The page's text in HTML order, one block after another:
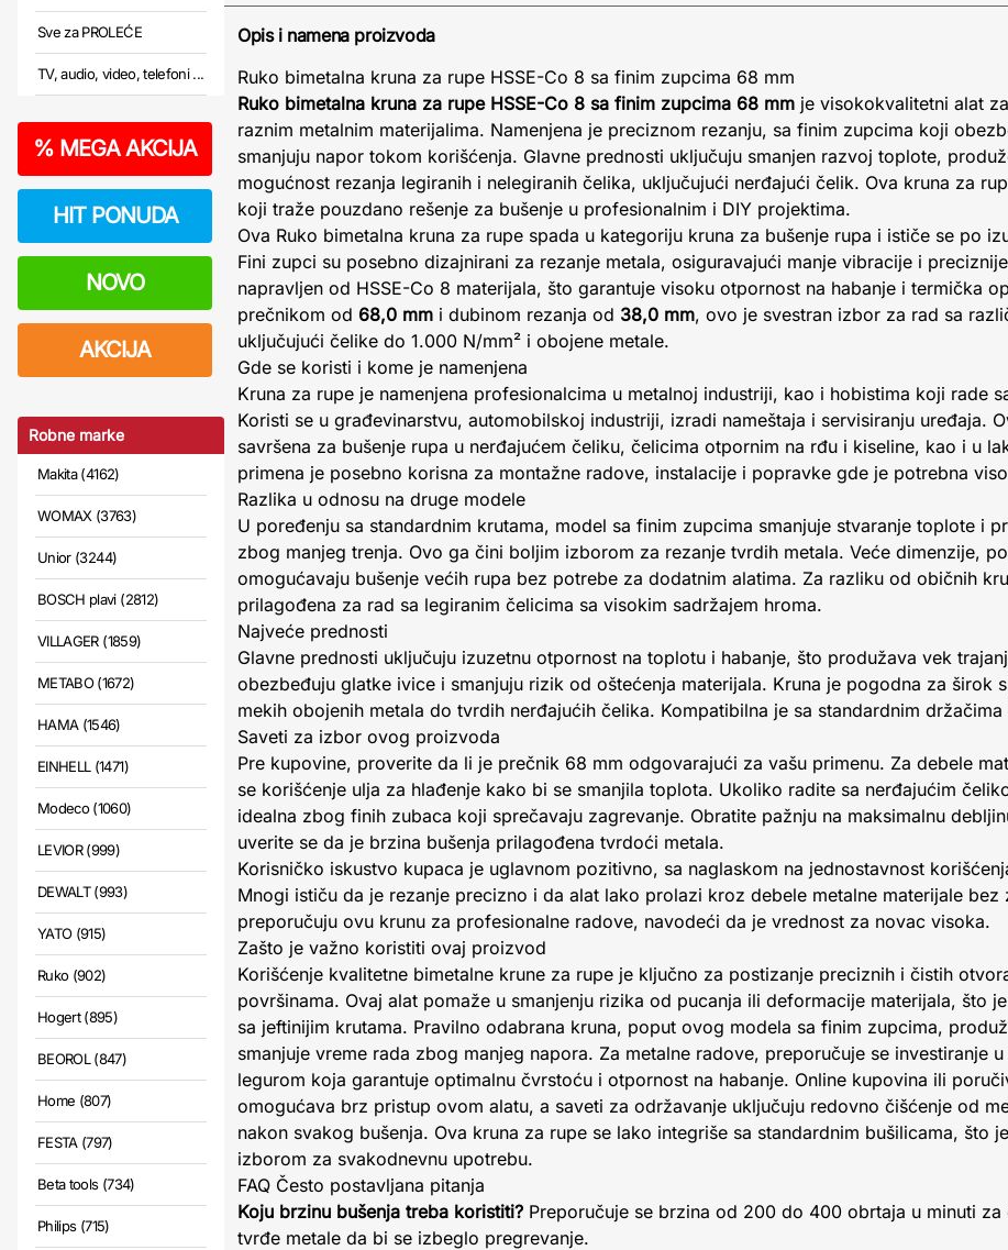
Sve za PROLEĆE
TV, audio, video, telefoni ...
% MEGA AKCIJA
HIT PONUDA
NOVO
AKCIJA
Robne marke
Makita (4162)
WOMAX (3763)
Unior (3244)
BOSCH plavi (2812)
VILLAGER (1859)
METABO (1672)
HAMA (1546)
EINHELL (1471)
Modeco (1060)
LEVIOR (999)
DEWALT (993)
YATO (915)
Ruko (902)
Hogert (895)
BEOROL (847)
Home (807)
FESTA (797)
Beta tools (734)
Philips (715)
Opis i namena proizvoda
Ruko bimetalna kruna za rupe HSSE-Co 8 sa finim zupcima 68 mm
Ruko bimetalna kruna za rupe HSSE-Co 8 sa finim zupcima 68 mm je visokokvalitetni alat
raznim metalnim materijalima. Namenjena je preciznom rezanju, sa finim zupcima koji
smanjuju napor tokom korišćenja. Glavne prednosti uključuju smanjen razvoj toplote,
mogućnost rezanja legiranih i nelegiranih čelika, uključujući nerđajući čelik. Ova kruna za
koji traže pouzdano rešenje za bušenje u profesionalnim i DIY projektima.
Ova Ruko bimetalna kruna za rupe spada u kategoriju kruna za bušenje rupa i ističe se po
Fini zupci su posebno dizajnirani za rezanje metala, osiguravajući manje vibracije i
napravljen od HSSE-Co 8 materijala, što garantuje visoku otpornost na habanje i termička
prečnikom od 68,0 mm i dubinom rezanja od 38,0 mm, ovo je svestran izbor za rad sa
uključujući čelike do 1.000 N/mm² i obojene metale.
Gde se koristi i kome je namenjena
Kruna za rupe je namenjena profesionalcima u metalnoj industriji, kao i hobistima koji rade
Koristi se u građevinarstvu, automobilskoj industriji, izradi nameštaja i servisiranju uređaja.
savršena za bušenje rupa u nerđajućem čeliku, čelicima otpornim na rđu i kiseline, kao i u
primena je posebno korisna za montažne radove, instalacije i popravke gde je potrebna
Razlika u odnosu na druge modele
U poređenju sa standardnim krutama, model sa finim zupcima smanjuje stvaranje toplote i
zbog manjeg trenja. Ovo ga čini boljim izborom za rezanje tvrdih metala. Veće dimenzije,
omogućavaju bušenje većih rupa bez potrebe za dodatnim alatima. Za razliku od običnih
prilagođena za rad sa legiranim čelicima sa visokim sadržajem hroma.
Najveće prednosti
Glavne prednosti uključuju izuzetnu otpornost na toplotu i habanje, što produžava vek
obezbeđuju glatke ivice i smanjuju rizik od oštećenja materijala. Kruna je pogodna za širok
mekih obojenih metala do tvrdih nerđajućih čelika. Kompatibilna je sa standardnim držačima
Saveti za izbor ovog proizvoda
Pre kupovine, proverite da li je prečnik 68 mm odgovarajući za vašu primenu. Za debele
se korišćenje ulja za hlađenje kako bi se smanjila toplota. Ukoliko radite sa nerđajućim
idealna zbog finih zubaca koji sprečavaju zagrevanje. Obratite pažnju na maksimalnu
uverite se da je brzina bušenja prilagođena tvrdoći metala.
Korisničko iskustvo kupaca je uglavnom pozitivno, sa naglaskom na jednostavnost
Mnogi ističu da je rezanje precizno i da alat lako prolazi kroz debele metalne materijale bez
preporučuju ovu krunu za profesionalne radove, navodeći da je vrednost za novac visoka.
Zašto je važno koristiti ovaj proizvod
Korišćenje kvalitetne bimetalne krune za rupe je ključno za postizanje preciznih i čistih
površinama. Ovaj alat pomaže u smanjenju rizika od pucanja ili deformacije materijala, što
sa jeftinijim krutama. Pravilno odabrana kruna, poput ovog modela sa finim zupcima,
smanjuje vreme rada zbog manjeg napora. Za metalne radove, preporučuje se investiranje u
legurom koja garantuje optimalnu čvrstoću i otpornost na habanje. Online kupovina ili
omogućava brz pristup ovom alatu, a saveti za održavanje uključuju redovno čišćenje od
nakon svakog bušenja. Ova kruna za rupe se lako integriše sa standardnim bušilicama, što
izborom za svakodnevnu upotrebu.
FAQ Često postavljana pitanja
Koju brzinu bušenja treba koristiti? Preporučuje se brzina od 200 do 400 obrtaja u minuti
tvrđe metale da bi se izbeglo pregrevanje.